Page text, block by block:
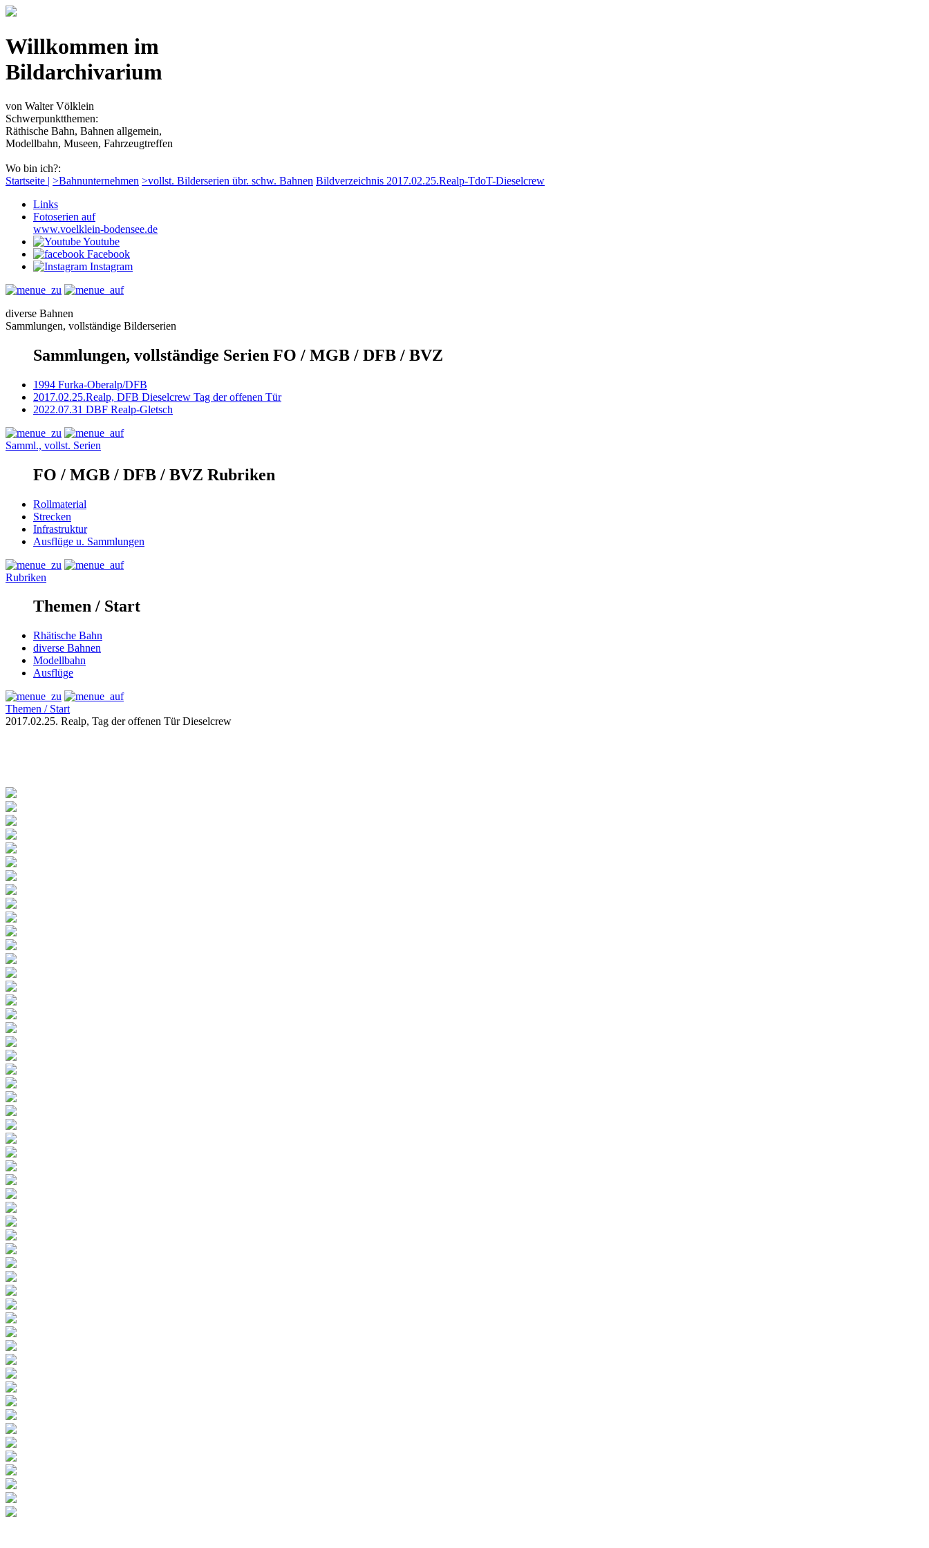
Willkommen im
Bildarchivarium
von Walter Völklein
Schwerpunktthemen:
Räthische Bahn, Bahnen allgemein,
Modellbahn, Museen, Fahrzeugtreffen
Wo bin ich?:
Startseite | >Bahnunternehmen >vollst. Bilderserien übr. schw. Bahnen Bildverzeichnis 2017.02.25.Realp-TdoT-Dieselcrew
Links
Fotoserien auf
www.voelklein-bodensee.de
Youtube
Facebook
Instagram
diverse Bahnen
Sammlungen, vollständige Bilderserien
Sammlungen, vollständige Serien FO / MGB / DFB / BVZ
1994 Furka-Oberalp/DFB
2017.02.25.Realp, DFB Dieselcrew Tag der offenen Tür
2022.07.31 DBF Realp-Gletsch
Samml., vollst. Serien
FO / MGB / DFB / BVZ Rubriken
Rollmaterial
Strecken
Infrastruktur
Ausflüge u. Sammlungen
Rubriken
Themen / Start
Rhätische Bahn
diverse Bahnen
Modellbahn
Ausflüge
Themen / Start
2017.02.25. Realp, Tag der offenen Tür Dieselcrew